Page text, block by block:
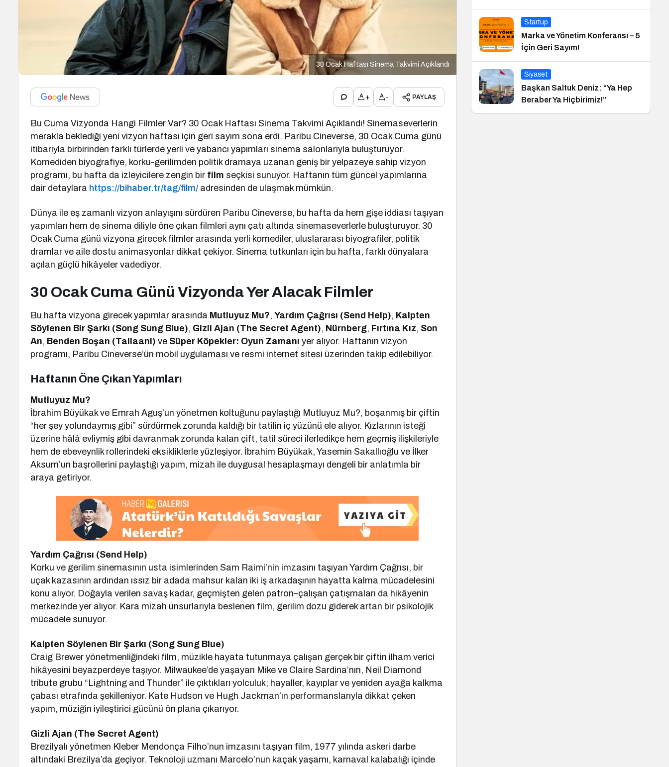
30 Ocak Haftası Sinema Takvimi Açıklandı
+ - PAYLAŞ
Bu Cuma Vizyonda Hangi Filmler Var? 30 Ocak Haftası Sinema Takvimi Açıklandı! Sinemaseverlerin
merakla beklediği yeni vizyon haftası için geri sayım sona erdi. Paribu Cineverse, 30 Ocak Cuma günü
itibarıyla birbirinden farklı türlerde yerli ve yabancı yapımları sinema salonlarıyla buluşturuyor.
Komediden biyografiye, korku-gerilimden politik dramaya uzanan geniş bir yelpazeye sahip vizyon
programı, bu hafta da izleyicilere zengin bir film seçkisi sunuyor. Haftanın tüm güncel yapımlarına
dair detaylara https://bihaber.tr/tag/film/adresinden de ulaşmak mümkün.
Dünya ile eş zamanlı vizyon anlayışını sürdüren Paribu Cineverse, bu hafta da hem gişe iddiası taşıyan
yapımları hem de sinema diliyle öne çıkan filmleri aynı çatı altında sinemaseverlerle buluşturuyor. 30
Ocak Cuma günü vizyona girecek filmler arasında yerli komediler, uluslararası biyografiler, politik
dramlar ve aile dostu animasyonlar dikkat çekiyor. Sinema tutkunları için bu hafta, farklı dünyalara
açılan güçlü hikâyeler vadediyor.
30 Ocak Cuma Günü Vizyonda Yer Alacak Filmler
Bu hafta vizyona girecek yapımlar arasında Mutluyuz Mu?,Yardım Çağrısı (Send Help), Kalpten
Söylenen Bir Şarkı (Song Sung Blue), Gizli Ajan (The Secret Agent), Nürnberg, Fırtına Kız, Son
An, Benden Boşan (Tallaani) ve Süper Köpekler: Oyun Zamanı yer alıyor. Haftanın vizyon
programı, Paribu Cineverse’ün mobil uygulaması ve resmi internet sitesi üzerinden takip edilebiliyor.
Haftanın Öne Çıkan Yapımları
Mutluyuz Mu?
İbrahim Büyükak ve Emrah Aguş’un yönetmen koltuğunu paylaştığı Mutluyuz Mu?, boşanmış bir çiftin
“her şey yolundaymış gibi” sürdürmek zorunda kaldığı bir tatilin iç yüzünü ele alıyor. Kızlarının isteği
üzerine hâlâ evliymiş gibi davranmak zorunda kalan çift, tatil süreci ilerledikçe hem geçmiş ilişkileriyle
hem de ebeveynlik rollerindeki eksikliklerle yüzleşiyor. İbrahim Büyükak, Yasemin Sakallıoğlu ve İlker
Aksum’un başrollerini paylaştığı yapım, mizah ile duygusal hesaplaşmayı dengeli bir anlatımla bir
araya getiriyor.
Yardım Çağrısı (Send Help)
Korku ve gerilim sinemasının usta isimlerinden Sam Raimi’nin imzasını taşıyan Yardım Çağrısı, bir
uçak kazasının ardından ıssız bir adada mahsur kalan iki iş arkadaşının hayatta kalma mücadelesini
konu alıyor. Doğayla verilen savaş kadar, geçmişten gelen patron–çalışan çatışmaları da hikâyenin
merkezinde yer alıyor. Kara mizah unsurlarıyla beslenen film, gerilim dozu giderek artan bir psikolojik
mücadele sunuyor.
Kalpten Söylenen Bir Şarkı (Song Sung Blue)
Craig Brewer yönetmenliğindeki film, müzikle hayata tutunmaya çalışan gerçek bir çiftin ilham verici
hikâyesini beyazperdeye taşıyor. Milwaukee’de yaşayan Mike ve Claire Sardina’nın, Neil Diamond
tribute grubu “Lightning and Thunder” ile çıktıkları yolculuk; hayaller, kayıplar ve yeniden ayağa kalkma
çabası etrafında şekilleniyor. Kate Hudson ve Hugh Jackman’ın performanslarıyla dikkat çeken
yapım, müziğin iyileştirici gücünü ön plana çıkarıyor.
Gizli Ajan (The Secret Agent)
Brezilyalı yönetmen Kleber Mendonça Filho’nun imzasını taşıyan film, 1977 yılında askeri darbe
altındaki Brezilya’da geçiyor. Teknoloji uzmanı Marcelo’nun kaçak yaşamı, karnaval kalabalığı içinde
Startup
Marka ve Yönetim Konferansı – 5
İçin Geri Sayım!
Siyaset
Başkan Saltuk Deniz: “Ya Hep
Beraber Ya Hiçbirimiz!”